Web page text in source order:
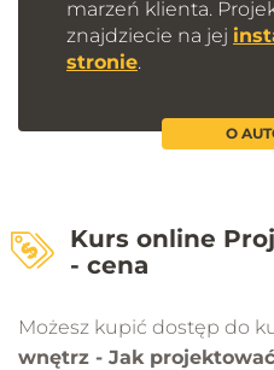
1 min 31 s
4 min 42 s
marzeń klienta.
znajdziecie na jej
stronie.
O
Kurs online
- cena
Możesz kupić dostęp do
wnętrz - Jak